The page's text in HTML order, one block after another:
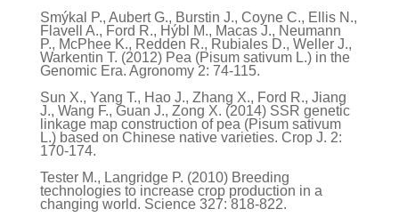
Smýkal P., Aubert G., Burstin J., Coyne C., Ellis N.,
Flavell A., Ford R., Hýbl M., Macas J., Neumann
P., McPhee K., Redden R., Rubiales D., Weller J.,
Warkentin T. (2012) Pea (Pisum sativum L.) in the
Genomic Era. Agronomy 2: 74-115.
Sun X., Yang T., Hao J., Zhang X., Ford R., Jiang
J., Wang F., Guan J., Zong X. (2014) SSR genetic
linkage map construction of pea (Pisum sativum
L.) based on Chinese native varieties. Crop J. 2:
170-174.
Tester M., Langridge P. (2010) Breeding
technologies to increase crop production in a
changing world. Science 327: 818-822.